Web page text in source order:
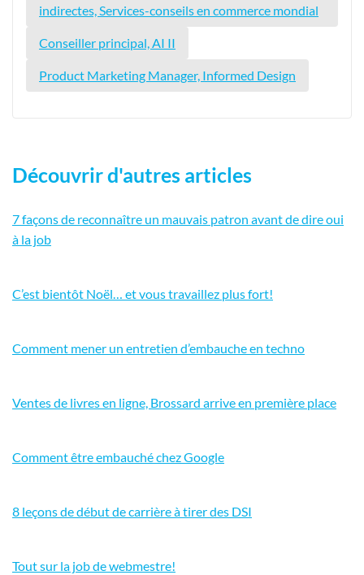
indirectes, Services-conseils en commerce mondial
Conseiller principal, AI II
Product Marketing Manager, Informed Design
Découvrir d'autres articles
7 façons de reconnaître un mauvais patron avant de dire oui
à la job
C’est bientôt Noël… et vous travaillez plus fort!
Comment mener un entretien d’embauche en techno
Ventes de livres en ligne, Brossard arrive en première place
Comment être embauché chez Google
8 leçons de début de carrière à tirer des DSI
Tout sur la job de webmestre!